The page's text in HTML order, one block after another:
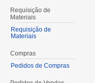
Requisição de
Materiais
Requisição de
Materiais
Compras
Pedidos de Compras